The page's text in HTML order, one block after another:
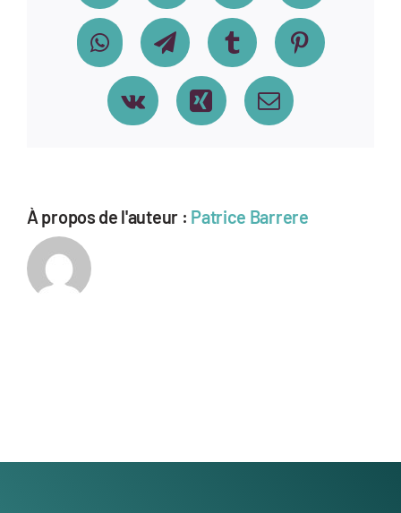
WhatsAppTelegramTumblr Pinterest
Vk Xing Email
À propos de l'auteur : Patrice Barrere